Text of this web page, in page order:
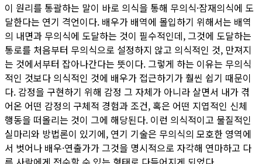
이 원리를 통괄하는 말이 바로 의식을 통해 무의식·잠재의식에 도
달한다는 연기 격언이다. 배우가 배역에 몰입하기 위해서는 배역
의 내면과 무의식에 도달하는 것이 필수적인데, 그것에 도달하는
통로를 처음부터 무의식으로 설정하지 않고 의식적인 것, 만져지
는 것에서부터 잡아나간다는 뜻이다. 그렇게 하는 이유는 무의식
적인 것보다 의식적인 것에 배우가 접근하기가 훨씬 쉽기 때문이
다. 감정을 구현하기 위해 감정 그 자체가 아니라 살면서 내가 겪
어온 어떤 감정의 구체적 경험과 조건, 혹은 어떤 지엽적인 신체
행동을 떠올리는 것이 그에 해당된다. 이런 의식적이고 물질적인
실마리와 방법론이 있기에, 연기 기술은 무의식의 모호한 영역에
서 벗어나 배우·연출가가 그것을 명시적으로 자각해 연마하고 다